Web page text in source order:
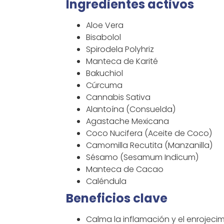
Ingredientes activos
Aloe Vera
Bisabolol
Spirodela Polyhriz
Manteca de Karité
Bakuchiol
Cúrcuma
Cannabis Sativa
Alantoína (Consuelda)
Agastache Mexicana
Coco Nucifera (Aceite de Coco)
Camomilla Recutita (Manzanilla)
Sésamo (Sesamum Indicum)
Manteca de Cacao
Caléndula
Beneficios clave
Calma la inflamación y el